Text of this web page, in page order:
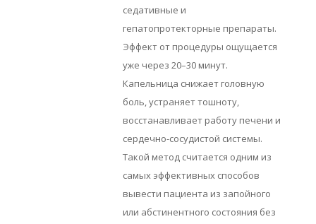
седативные и
гепатопротекторные препараты.
Эффект от процедуры ощущается
уже через 20–30 минут.
Капельница снижает головную
боль, устраняет тошноту,
восстанавливает работу печени и
сердечно-сосудистой системы.
Такой метод считается одним из
самых эффективных способов
вывести пациента из запойного
или абстинентного состояния без